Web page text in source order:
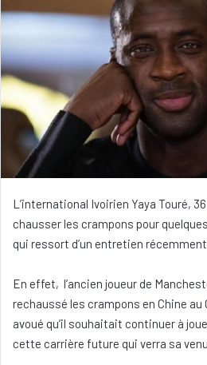
L’international Ivoirien Yaya Touré,
chausser les crampons pour
qui ressort d’un entretien récemment
En effet, l’ancien joueur de
rechaussé les crampons en Chine au
avoué qu’il souhaitait continuer à
cette carrière future qui verra sa